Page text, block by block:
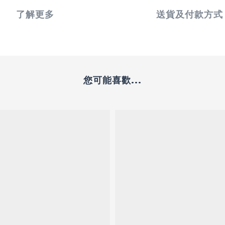
了解更多 送貨及付款方式
您可能喜歡...